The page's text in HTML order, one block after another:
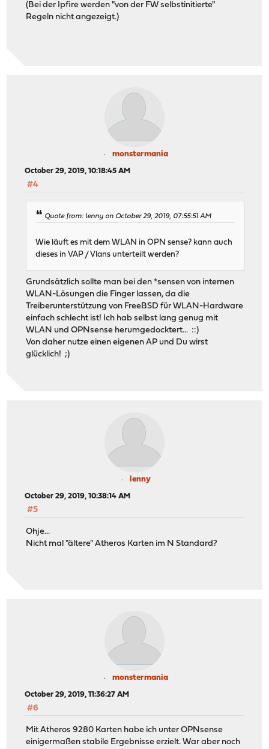
(Bei der Ipfire werden "von der FW selbstinitierte"
Regeln nicht angezeigt.)
monstermania
October 29, 2019, 10:18:45 AM
#4
Quote from: lenny on October 29, 2019, 07:55:51 AM
Wie läuft es mit dem WLAN in OPN sense? kann auch
dieses in VAP / Vlans unterteilt werden?
Grundsätzlich sollte man bei den *sensen von internen
WLAN-Lösungen die Finger lassen, da die
Treiberunterstützung von FreeBSD für WLAN-Hardware
einfach schlecht ist! Ich hab selbst lang genug mit
WLAN und OPNsense herumgedocktert... ::)
Von daher nutze einen eigenen AP und Du wirst
glücklich! ;)
lenny
October 29, 2019, 10:38:14 AM
#5
Ohje...
Nicht mal "ältere" Atheros Karten im N Standard?
monstermania
October 29, 2019, 11:36:27 AM
#6
Mit Atheros 9280 Karten habe ich unter OPNsense
einigermaßen stabile Ergebnisse erzielt. War aber noch